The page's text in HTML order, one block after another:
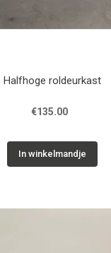
Halfhoge roldeurkast
€135.00
In winkelmandje